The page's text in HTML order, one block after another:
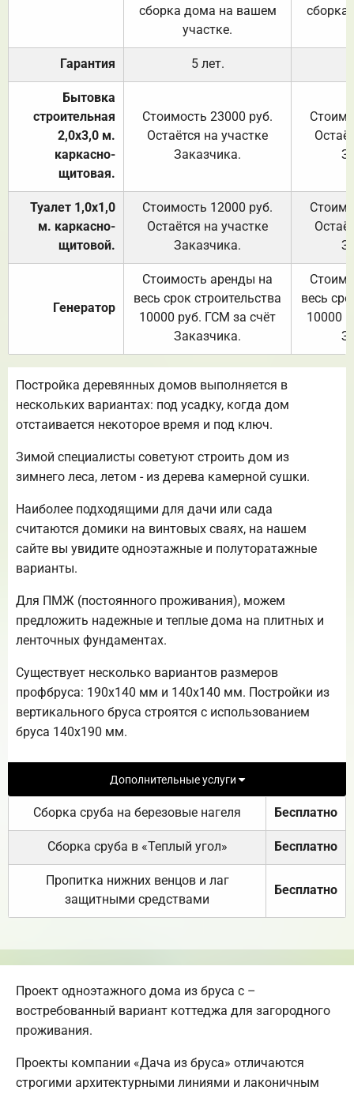
сборка дома на вашем
участке.
Гарантия 5 лет.
Бытовка
строительная
2,0х3,0 м.
каркасно-
щитовая.
Стоимость 23000 руб.
Остаётся на участке
Заказчика.
Туалет 1,0х1,0
м. каркасно-
щитовой.
Стоимость 12000 руб.
Остаётся на участке
Заказчика.
Генератор
Стоимость аренды на
весь срок строительства
10000 руб. ГСМ за счёт
Заказчика.
весь
10000
Постройка деревянных домов выполняется в
нескольких вариантах: под усадку, когда дом
отстаивается некоторое время и под ключ.
Зимой специалисты советуют строить дом из
зимнего леса, летом - из дерева камерной сушки.
Наиболее подходящими для дачи или сада
считаются домики на винтовых сваях, на нашем
сайте вы увидите одноэтажные и полуторатажные
варианты.
Для ПМЖ (постоянного проживания), можем
предложить надежные и теплые дома на плитных и
ленточных фундаментах.
Существует несколько вариантов размеров
профбруса: 190х140 мм и 140х140 мм. Постройки из
вертикального бруса строятся с использованием
бруса 140х190 мм.
Дополнительные услуги
Сборка сруба на березовые нагеля Бесплатно
Сборка сруба в «Теплый угол» Бесплатно
Пропитка нижних венцов и лаг
защитными средствами
Бесплатно
Проект одноэтажного дома из бруса с –
востребованный вариант коттеджа для загородного
проживания.
Проекты компании «Дача из бруса» отличаются
строгими архитектурными линиями и лаконичным